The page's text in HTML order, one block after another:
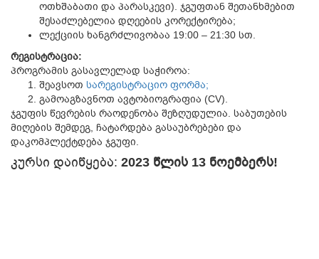
ოთხშაბათი და პარასკევი). ჯგუფთან შეთანხმებით
შესაძლებელია დღეების კორექტირება;
ლექციის ხანგრძლივობაა 19:00 – 21:30 სთ.
რეგისტრაცია:
პროგრამის გასავლელად საჭიროა:
1. შეავსოთ სარეგისტრაციო ფორმა;
2. გამოაგზავნოთ ავტობიოგრაფია (CV).
ჯგუფის წევრების რაოდენობა შეზღუდულია. საბუთების
მიღების შემდეგ, ჩატარდება გასაუბრებები და
დაკომპლექტდება ჯგუფი.
კურსი დაიწყება: 2023 წლის 13 ნოემბერს!